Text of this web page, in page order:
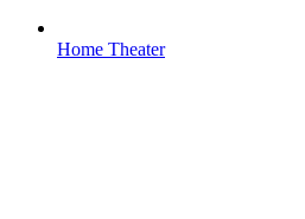
Home Theater